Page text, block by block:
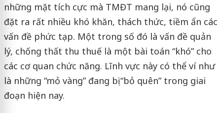
những mặt tích cực mà TMĐT mang lại, nó cũng
đặt ra rất nhiều khó khăn, thách thức, tiềm ẩn các
vấn đề phức tạp. Một trong số đó là vấn đề quản
lý, chống thất thu thuế là một bài toán “khó” cho
các cơ quan chức năng. Lĩnh vực này có thể ví như
là những “mỏ vàng” đang bị “bỏ quên” trong giai
đoạn hiện nay.